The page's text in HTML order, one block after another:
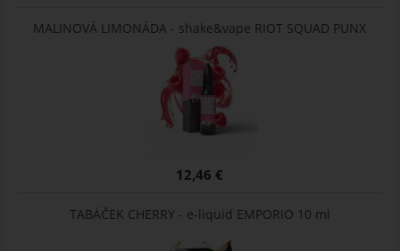
MALINOVÁ LIMONÁDA - shake&vape RIOT SQUAD PUNX
12,46 €
TABÁČEK CHERRY - e-liquid EMPORIO 10 ml